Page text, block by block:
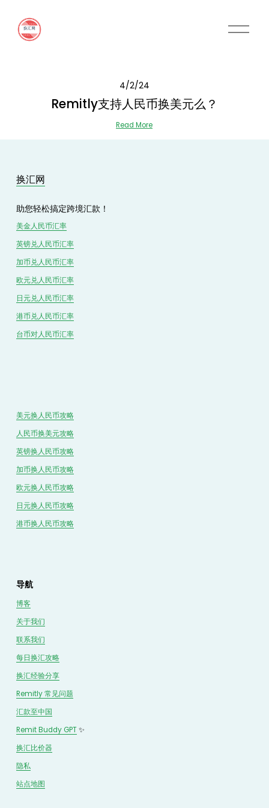
O
4/2/24
Remitly支持人民币换美元么？
Read More
换汇网
助您轻松搞定跨境汇款！
美金人民币汇率
英镑兑人民币汇率
加币兑人民币汇率
欧元兑人民币汇率
日元兑人民币汇率
港币兑人民币汇率
台币对人民币汇率
导航
博客
关于我们
联系我们
每日换汇攻略
换汇经验分享
Remitly 常见问题
汇款至中国
Remit Buddy GPT ✨
换汇比价器
隐私
站点地图
美元换人民币攻略
人民币换美元攻略
英镑换人民币攻略
加币换人民币攻略
欧元换人民币攻略
日元换人民币攻略
港币换人民币攻略